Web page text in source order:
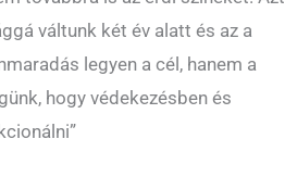
váltunk két év alatt és az a
legyen a cél, hanem a
hogy védekezésben és